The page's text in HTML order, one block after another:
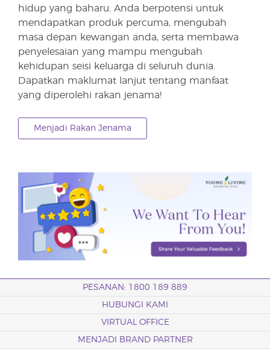
hidup yang baharu. Anda berpotensi untuk
mendapatkan produk percuma, mengubah
masa depan kewangan anda, serta membawa
penyelesaian yang mampu mengubah
kehidupan seisi keluarga di seluruh dunia.
Dapatkan maklumat lanjut tentang manfaat
yang diperolehi rakan jenama!
Menjadi Rakan Jenama
PESANAN: 1800 189 889
HUBUNGI KAMI
VIRTUAL OFFICE
MENJADI BRAND PARTNER